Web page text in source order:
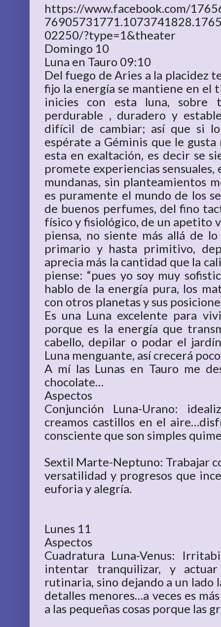
https://www.facebook.com/
02250/?type=1&theater
Domingo 10
Luna en Tauro 09:10
Del fuego de Aries a la placidez
fijo la energía se mantiene en el
inicies con esta luna, sobre
perdurable , duradero y
difícil de cambiar; así que si
espérate a Géminis que le
esta en exaltación, es decir se
promete experiencias
mundanas, sin planteamientos
es puramente el mundo de los
de buenos perfumes, del fino
físico y fisiológico, de un apetito
piensa, no siente más allá de
primario y hasta primitivo,
aprecia más la cantidad que la
piense: “pues yo soy muy
hablo de la energía pura, los
con otros planetas y sus
Es una Luna excelente para
porque es la energía que
cabello, depilar o podar el
Luna menguante, así crecerá
A mí las Lunas en Tauro me
chocolate…
Aspectos
Conjunción Luna-Urano:
creamos castillos en el
consciente que son simples
Sextil Marte-Neptuno: Trabajar
versatilidad y progresos que
euforia y alegría.
Lunes 11
Aspectos
Cuadratura Luna-Venus:
intentar tranquilizar, y
rutinaria, sino dejando a un lado
detalles menores…a veces es
a las pequeñas cosas porque las